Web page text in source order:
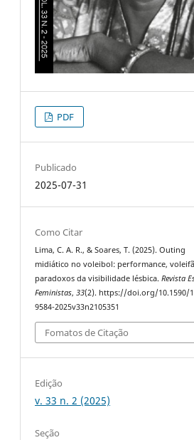
PDF
Publicado
2025-07-31
Como Citar
Lima, C. A. R., & Soares, T. (2025). Outing
midiático no voleibol: performance,
paradoxos da visibilidade lésbica.Revista
Feministas,33(2). https://doi.org/10.1590/
9584-2025v33n2105351
Fomatos de Citação
Edição
v. 33 n. 2 (2025)
Seção